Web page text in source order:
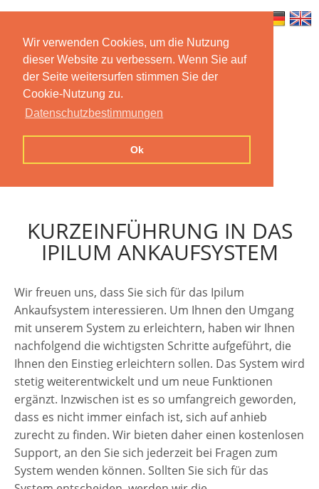
Wir verwenden Cookies, um die Nutzung
dieser Website zu verbessern. Wenn Sie auf
der Seite weitersurfen stimmen Sie der
Cookie-Nutzung zu.
Datenschutzbestimmungen
Ok
Home Features Mobile App
Preise
Contact us Imprint Privacy
KURZEINFÜHRUNG IN DAS
IPILUM ANKAUFSYSTEM
Wir freuen uns, dass Sie sich für das Ipilum
Ankaufsystem interessieren. Um Ihnen den Umgang
mit unserem System zu erleichtern, haben wir Ihnen
nachfolgend die wichtigsten Schritte aufgeführt, die
Ihnen den Einstieg erleichtern sollen. Das System wird
stetig weiterentwickelt und um neue Funktionen
ergänzt. Inzwischen ist es so umfangreich geworden,
dass es nicht immer einfach ist, sich auf anhieb
zurecht zu finden. Wir bieten daher einen kostenlosen
Support, an den Sie sich jederzeit bei Fragen zum
System wenden können. Sollten Sie sich für das